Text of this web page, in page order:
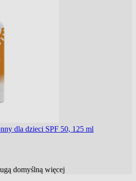
dla dzieci SPF 50, 125 ml
domyślną więcej